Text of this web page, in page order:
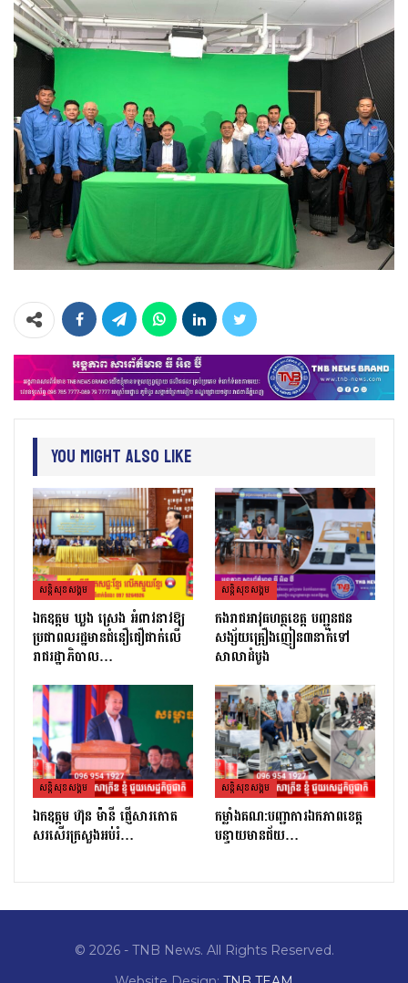
You Might Also Like
សន្តិសុខសង្គម
ឯកឧត្ដម ឃួង ស្រេង អំពាវនាវឱ្យ
ប្រជាពលរដ្ឋមានជំនឿជឿជាក់លើ
រាជរដ្ឋាភិបាល…
សន្តិសុខសង្គម
កងរាជឣាវុធហត្ថខេត្ត បញ្ជូនជន
សង្ស័យគ្រឿងញៀន៣នាក់ទៅ
សាលាដំបូង
សន្តិសុខសង្គម
ឯកឧត្តម ហ៊ុន ម៉ានី ផ្ញើសារកោត
សរសើរក្រសួងអប់រំ…
សន្តិសុខសង្គម
កម្លាំងគណ:បញ្ជាការឯកភាពខេត្ត
បន្ទាយមានជ័យ…
© 2026 - TNB News. All Rights Reserved.